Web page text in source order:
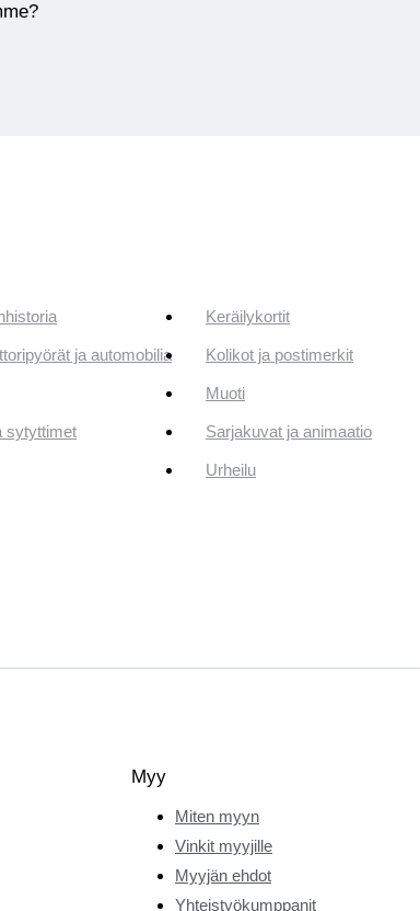
Keräilykortit
ja automobilia Kolikot ja postimerkit
Muoti
sytyttimet Sarjakuvat ja animaatio
Urheilu
Myy
Miten myyn
Vinkit myyjille
Myyjän ehdot
Yhteistyökumppanit